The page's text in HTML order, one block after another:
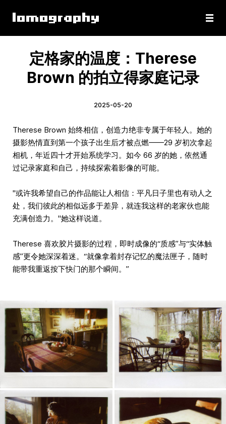
定格家的温度：Therese
Brown 的拍立得家庭记录
2025-05-20
Therese Brown 始终相信，创造力绝非专属于年轻人。她的
摄影热情直到第一个孩子出生后才被点燃——29 岁初次拿起
相机，年近四十才开始系统学习。如今 66 岁的她，依然通
过记录家庭和自己，持续探索着影像的可能。
"或许我希望自己的作品能让人相信：平凡日子里也有动人之
处，我们彼此的相似远多于差异，就连我这样的老家伙也能
充满创造力。"她这样说道。
Therese 喜欢胶片摄影的过程，即时成像的“质感”与“实体触
感”更令她深深着迷。“就像拿着封存记忆的魔法匣子，随时
能带我重返按下快门的那个瞬间。”